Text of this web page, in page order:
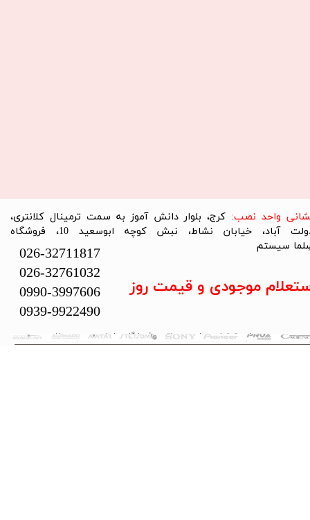
تمام حقوق این سایت متعلق به فروشگاه سلما سیستم می‌باشد.
واحد نصب: کرج، بلوار دانش آموز به سمت ترمینال کلانتری،
دولت آباد، خیابان نشاط، نبش کوچه ابوسعید 10، فروشگاه
سیستم​​​​​​​
026-32711817
026-32761032
0990-3997606
0939-9922490
موجودی و قیمت روز